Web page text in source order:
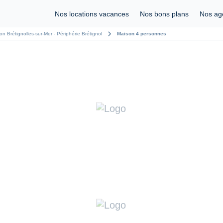
Nos locations vacances Nos bons plans Nos
Brétignolles-sur-Mer - Périphérie Brétignol chevron_right Maison 4 personnes